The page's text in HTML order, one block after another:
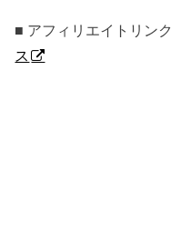
■ アフィリエイトリンク
ス